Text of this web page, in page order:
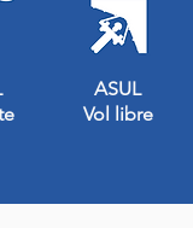
ASUL
Vol libre